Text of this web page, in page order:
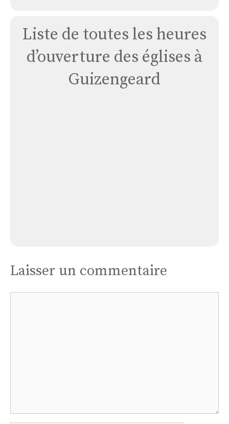
Liste de toutes les heures
d’ouverture des églises à
Guizengeard
Laisser un commentaire